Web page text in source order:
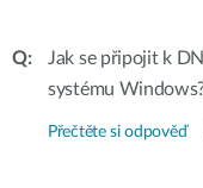
Jak se připojit k
systému
Přečtěte si odpověď